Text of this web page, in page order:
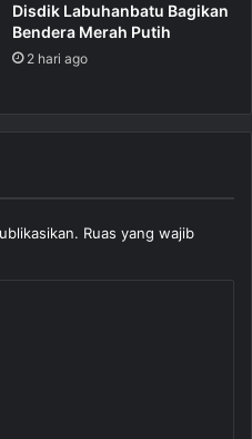
Disdik Labuhanbatu Bagikan
Bendera Merah Putih
2 hari ago
Ruas yang wajib